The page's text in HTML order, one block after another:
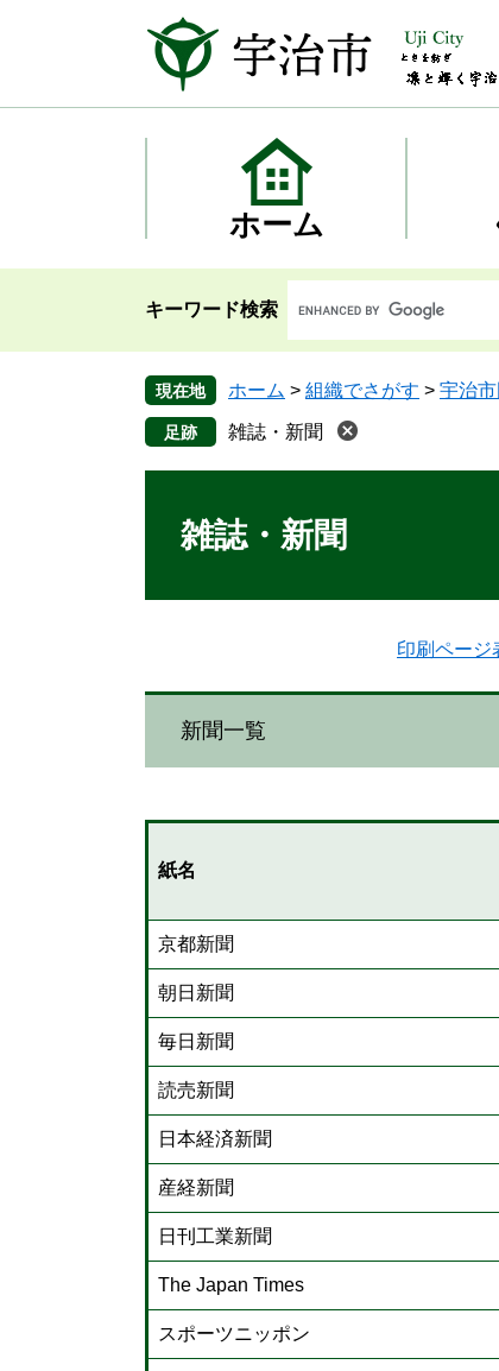
本
ホーム
キーワード検索
現在地 ホーム > 組織でさがす > 宇治
雑誌・新聞
雑誌・新聞
印刷ページ
新聞一覧
紙名
京都新聞
朝日新聞
毎日新聞
読売新聞
日本経済新聞
産経新聞
日刊工業新聞
The Japan Times
スポーツニッポン